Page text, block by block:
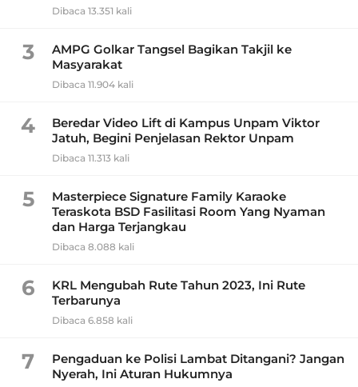
Dibaca 13.351 kali
3
AMPG Golkar Tangsel Bagikan Takjil ke
Masyarakat
Dibaca 11.904 kali
4
Beredar Video Lift di Kampus Unpam Viktor
Jatuh, Begini Penjelasan Rektor Unpam
Dibaca 11.313 kali
5
Masterpiece Signature Family Karaoke
Teraskota BSD Fasilitasi Room Yang Nyaman
dan Harga Terjangkau
Dibaca 8.088 kali
6
KRL Mengubah Rute Tahun 2023, Ini Rute
Terbarunya
Dibaca 6.858 kali
7
Pengaduan ke Polisi Lambat Ditangani? Jangan
Nyerah, Ini Aturan Hukumnya